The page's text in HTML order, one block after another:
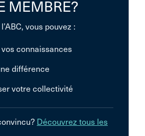
MEMBRE?
vous pouvez :
connaissances
différence
votre collectivité
Découvrez tous les